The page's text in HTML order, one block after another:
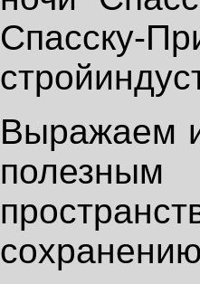
Спасску-
Выражаем